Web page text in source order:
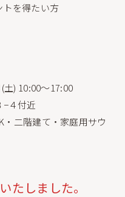
トを得たい方
土) 10:00～17:00
４付近
二階建て・家庭用サウ
たしました。